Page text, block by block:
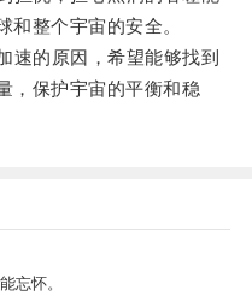
和整个宇宙的安全。
的原因，希望能够找到
，保护宇宙的平衡和稳
忘怀。